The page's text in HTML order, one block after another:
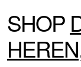
SHOP
HEREN